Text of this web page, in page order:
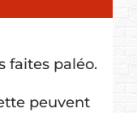
faites paléo.
peuvent